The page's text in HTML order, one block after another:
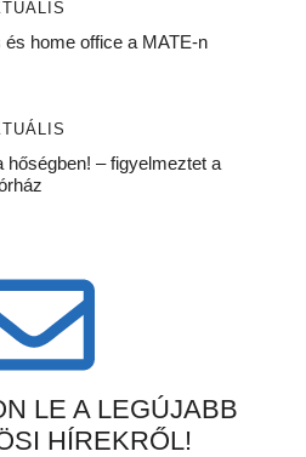
és home office a MATE-n
hőségben! – figyelmeztet a
LE A LEGÚJABB
HÍREKRŐL!